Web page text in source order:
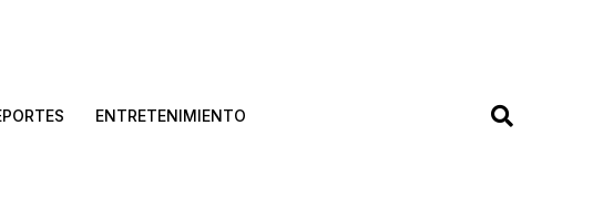
ENTRETENIMIENTO